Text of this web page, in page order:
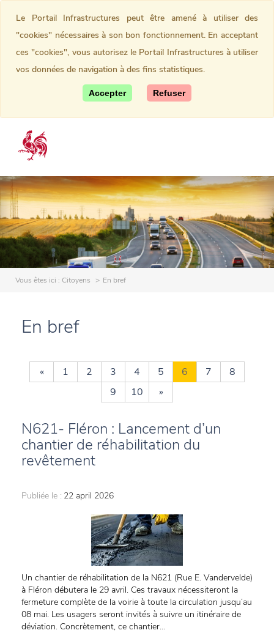
Vous êtes ici : Citoyens En bref
En bref
« 1 2 3 4 5 6 7
8
9
10 »
N621- Fléron : Lancement d’un
chantier de réhabilitation du
revêtement
Publiée le : 22 april 2026
Un chantier de réhabilitation de la N621 (Rue E. Vandervelde)
à Fléron débutera le 29 avril. Ces travaux nécessiteront la
fermeture complète de la voirie à toute la circulation jusqu’au
08 mai. Les usagers seront invités à suivre un itinéraire de
déviation. Concrètement, ce chantier...
Le Portail Infrastructures peut être amené à utiliser des
"cookies" nécessaires à son bon fonctionnement. En acceptant
ces "cookies", vous autorisez le Portail Infrastructures à utiliser
vos données de navigation à des fins statistiques.
Accepter Refuser